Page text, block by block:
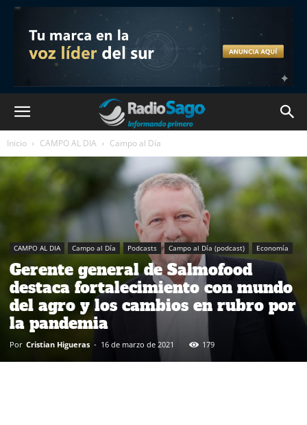
Inicio CAMPO AL DIA Campo al Día
CAMPO AL DIA Campo al Día Podcasts Campo al Día (podcast) Economía
Gerente general de Salmofood
destaca fortalecimiento con mundo
del agro y los cambios en rubro por
la pandemia
Por Cristian Higueras - 16 de marzo de 2021 179